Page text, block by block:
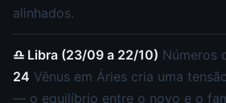
alinhados.
♎ Libra (23/09 a 22/10) Números
24 Vênus em Áries cria uma
— o equilíbrio entre o novo e o